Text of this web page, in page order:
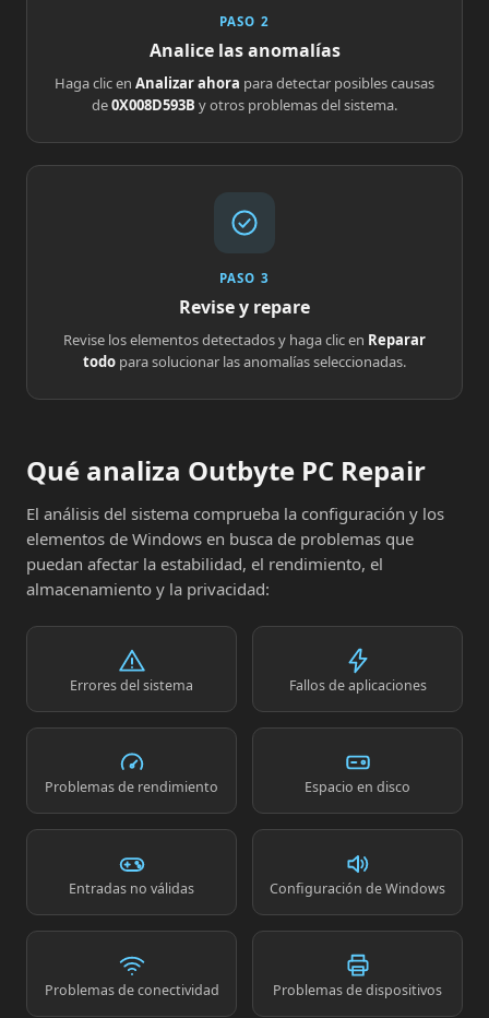
PASO 2
Analice las anomalías
Haga clic en Analizar ahora para detectar posibles causas
de0X008D593B y otros problemas del sistema.
PASO 3
Revise y repare
Revise los elementos detectados y haga clic en Reparar
todo para solucionar las anomalías seleccionadas.
Qué analiza Outbyte PC Repair
El análisis del sistema comprueba la configuración y los
elementos de Windows en busca de problemas que
puedan afectar la estabilidad, el rendimiento, el
almacenamiento y la privacidad:
Errores del sistema Fallos de aplicaciones
Problemas de rendimiento Espacio en disco
Entradas no válidas Configuración de Windows
Problemas de conectividad Problemas de dispositivos